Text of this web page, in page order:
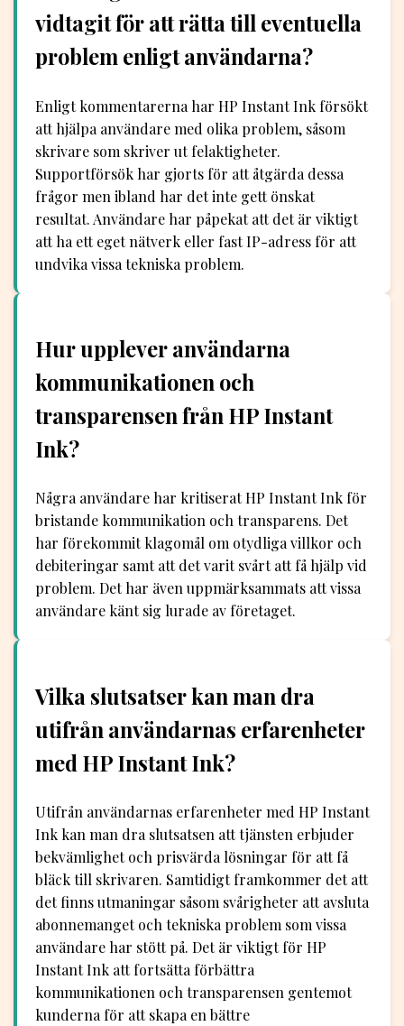
vidtagit för att rätta till eventuella
problem enligt användarna?
Enligt kommentarerna har HP Instant Ink försökt
att hjälpa användare med olika problem, såsom
skrivare som skriver ut felaktigheter.
Supportförsök har gjorts för att åtgärda dessa
frågor men ibland har det inte gett önskat
resultat. Användare har påpekat att det är viktigt
att ha ett eget nätverk eller fast IP-adress för att
undvika vissa tekniska problem.
Hur upplever användarna
kommunikationen och
transparensen från HP Instant
Ink?
Några användare har kritiserat HP Instant Ink för
bristande kommunikation och transparens. Det
har förekommit klagomål om otydliga villkor och
debiteringar samt att det varit svårt att få hjälp vid
problem. Det har även uppmärksammats att vissa
användare känt sig lurade av företaget.
Vilka slutsatser kan man dra
utifrån användarnas erfarenheter
med HP Instant Ink?
Utifrån användarnas erfarenheter med HP Instant
Ink kan man dra slutsatsen att tjänsten erbjuder
bekvämlighet och prisvärda lösningar för att få
bläck till skrivaren. Samtidigt framkommer det att
det finns utmaningar såsom svårigheter att avsluta
abonnemanget och tekniska problem som vissa
användare har stött på. Det är viktigt för HP
Instant Ink att fortsätta förbättra
kommunikationen och transparensen gentemot
kunderna för att skapa en bättre